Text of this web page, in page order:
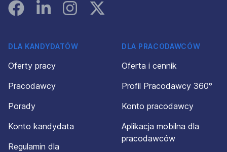
FacebookLinked InInstagramInstagram
DLA KANDYDATÓW
Oferty pracy
Pracodawcy
Porady
Konto kandydata
Regulamin dla
DLA PRACODAWCÓW
Oferta i cennik
Profil Pracodawcy 360°
Konto pracodawcy
Aplikacja mobilna dla
pracodawców